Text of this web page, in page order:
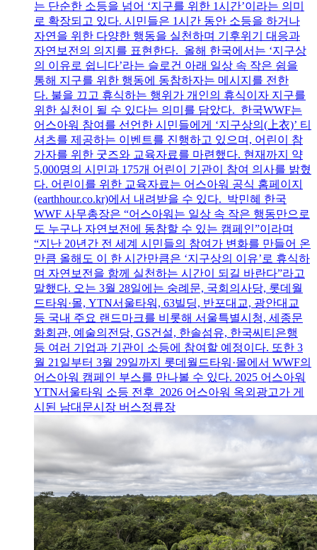
는 단순한 소등을 넘어 ‘지구를 위한 1시간’이라는 의미
로 확장되고 있다. 시민들은 1시간 동안 소등을 하거나
자연을 위한 다양한 행동을 실천하며 기후위기 대응과
자연보전의 의지를 표현한다. 올해 한국에서는 ‘지구상
의 이유로 쉽니다’라는 슬로건 아래 일상 속 작은 쉼을
통해 지구를 위한 행동에 동참하자는 메시지를 전한
다. 불을 끄고 휴식하는 행위가 개인의 휴식이자 지구를
위한 실천이 될 수 있다는 의미를 담았다. 한국WWF는
어스아워 참여를 선언한 시민들에게 ‘지구상의(上衣)’ 티
셔츠를 제공하는 이벤트를 진행하고 있으며, 어린이 참
가자를 위한 굿즈와 교육자료를 마련했다. 현재까지 약
5,000명의 시민과 175개 어린이 기관이 참여 의사를 밝혔
다. 어린이를 위한 교육자료는 어스아워 공식 홈페이지
(earthhour.co.kr)에서 내려받을 수 있다. 박민혜 한국
WWF 사무총장은 “어스아워는 일상 속 작은 행동만으로
도 누구나 자연보전에 동참할 수 있는 캠페인”이라며
“지난 20년간 전 세계 시민들의 참여가 변화를 만들어 온
만큼 올해도 이 한 시간만큼은 ‘지구상의 이유’로 휴식하
며 자연보전을 함께 실천하는 시간이 되길 바란다”라고
말했다. 오는 3월 28일에는 숭례문, 국회의사당, 롯데월
드타워·몰, YTN서울타워, 63빌딩, 반포대교, 광안대교
등 국내 주요 랜드마크를 비롯해 서울특별시청, 세종문
화회관, 예술의전당, GS건설, 한솔섬유, 한국씨티은행
등 여러 기업과 기관이 소등에 참여할 예정이다. 또한 3
월 21일부터 3월 29일까지 롯데월드타워·몰에서 WWF의
어스아워 캠페인 부스를 만나볼 수 있다. 2025 어스아워
YTN서울타워 소등 전후 2026 어스아워 옥외광고가 게
시된 남대문시장 버스정류장